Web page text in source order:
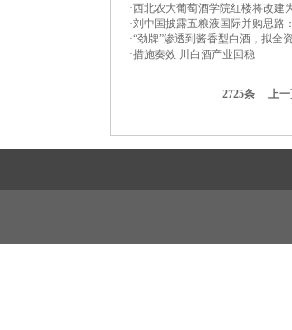
·西北农大葡萄酒学院红楼将改建
·刘中国披露五粮液国际并购思路
·“劲牌”渗透到酱香型白酒，拟全
·措施奏效 川白酒产业回稳
2725条 上一